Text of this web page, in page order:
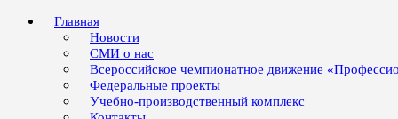
Главная
Новости
СМИ о нас
Всероссийское чемпионатное движение
Федеральные проекты
Учебно-производственный комплекс